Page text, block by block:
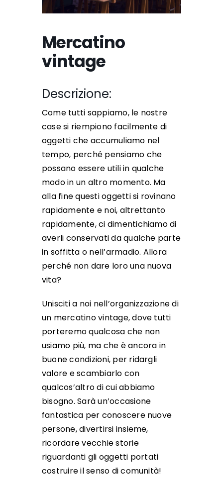
Mercatino
vintage
Descrizione:
Come tutti sappiamo, le nostre
case si riempiono facilmente di
oggetti che accumuliamo nel
tempo, perché pensiamo che
possano essere utili in qualche
modo in un altro momento. Ma
alla fine questi oggetti si rovinano
rapidamente e noi, altrettanto
rapidamente, ci dimentichiamo di
averli conservati da qualche parte
in soffitta o nell’armadio. Allora
perché non dare loro una nuova
vita?
Unisciti a noi nell’organizzazione di
un mercatino vintage, dove tutti
porteremo qualcosa che non
usiamo più, ma che è ancora in
buone condizioni, per ridargli
valore e scambiarlo con
qualcos’altro di cui abbiamo
bisogno. Sarà un’occasione
fantastica per conoscere nuove
persone, divertirsi insieme,
ricordare vecchie storie
riguardanti gli oggetti portati
costruire il senso di comunità!